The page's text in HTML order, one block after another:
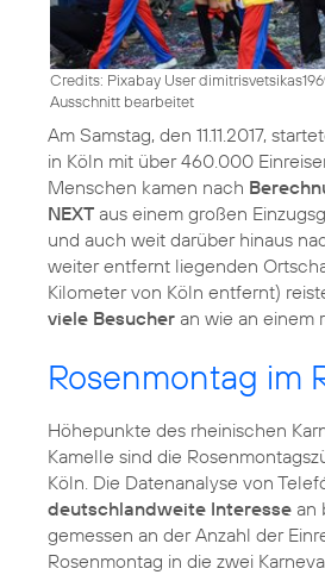
Credits: Pixabay User
Ausschnitt bearbeitet
Am Samstag, den 11.11.2017,
in Köln mit über 460.000
Menschen kamen nach
NEXT aus einem großen
und auch weit darüber hinaus
weiter entfernt liegenden
Kilometer von Köln entfernt)
viele Besucher an wie an einem
Rosenmontag im
Höhepunkte des rheinischen
Kamelle sind die
Köln. Die Datenanalyse von
deutschlandweite Interesse an
gemessen an der Anzahl der
Rosenmontag in die zwei